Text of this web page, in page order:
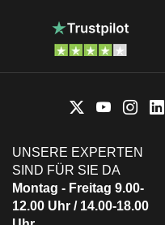
UNSERE EXPERTEN
SIND FÜR SIE DA
Montag - Freitag 9.00-
12.00 Uhr / 14.00-18.00